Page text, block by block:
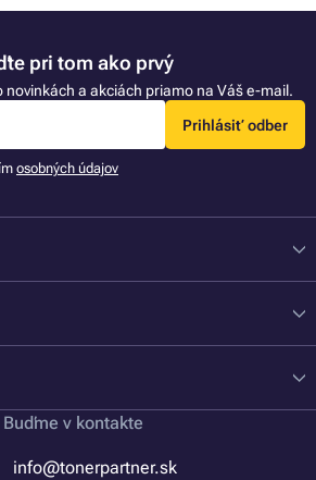
pri tom ako prvý
novinkách a akciách priamo na Váš e-mail.
Prihlásiť odber
osobných údajov
Buďme v kontakte
info@tonerpartner.sk